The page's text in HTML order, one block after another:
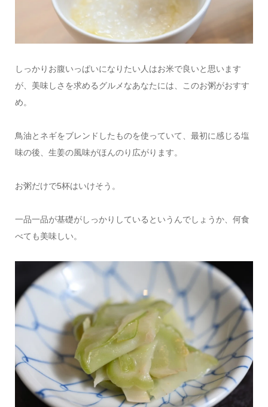
しっかりお腹いっぱいになりたい人はお米で良いと思います
が、美味しさを求めるグルメなあなたには、このお粥がおすす
め。
鳥油とネギをブレンドしたものを使っていて、最初に感じる塩
味の後、生姜の風味がほんのり広がります。
お粥だけで5杯はいけそう。
一品一品が基礎がしっかりしているというんでしょうか、何食
べても美味しい。